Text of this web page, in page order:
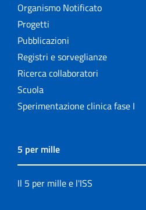
Organismo Notificato
Progetti
Pubblicazioni
Registri e sorveglianze
Ricerca collaboratori
Scuola
Sperimentazione clinica fase I
5 per mille
Il 5 per mille e l'ISS